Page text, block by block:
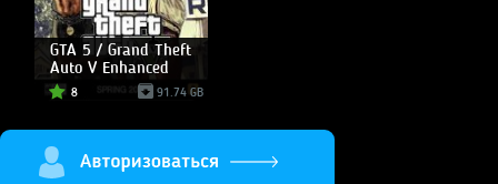
GTA 5 / Grand Theft
Auto V Enhanced
8 91.74 GB